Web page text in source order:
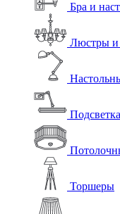
Бра и
Люстры и
Торшеры